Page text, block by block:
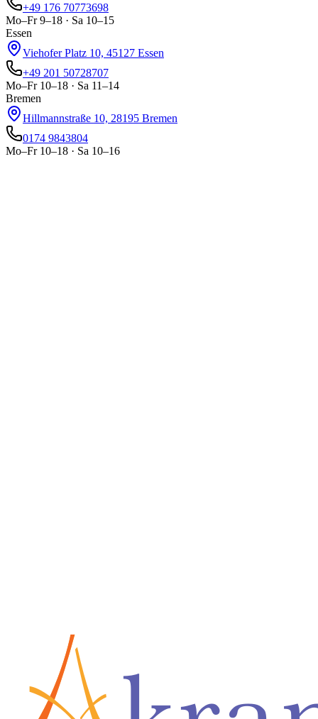
+49 176 70773698
Mo–Fr 9–18 · Sa 10–15
Essen
Viehofer Platz 10, 45127 Essen
+49 201 50728707
Mo–Fr 10–18 · Sa 11–14
Bremen
Hillmannstraße 10, 28195 Bremen
0174 9843804
Mo–Fr 10–18 · Sa 10–16
+49 176 70773698